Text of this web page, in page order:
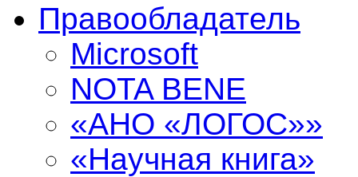
Правообладатель
Microsoft
NOTA BENE
«АНО «ЛОГОС»»
«Научная книга»